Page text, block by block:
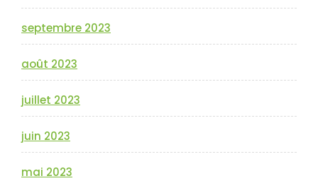
septembre 2023
août 2023
juillet 2023
juin 2023
mai 2023